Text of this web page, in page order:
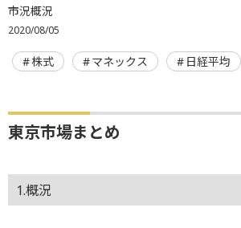
市況概況
2020/08/05
株式 マネックス 日経平均
東京市場まとめ
1.概況